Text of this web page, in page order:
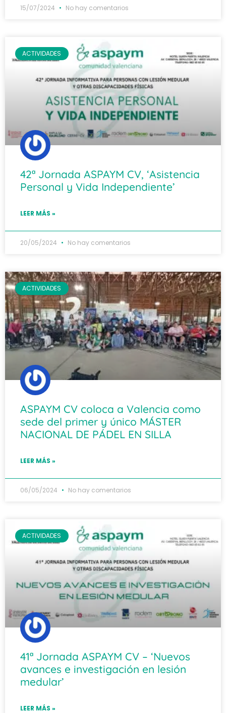
15/07/2024 No hay comentarios
ACTIVIDADES
42ª Jornada ASPAYM CV, ‘Asistencia
Personal y Vida Independiente’
LEER MÁS »
20/05/2024 No hay comentarios
ACTIVIDADES
ASPAYM CV coloca a Valencia como
sede del primer y único MÁSTER
NACIONAL DE PÁDEL EN SILLA
LEER MÁS »
06/05/2024 No hay comentarios
ACTIVIDADES
41ª Jornada ASPAYM CV – ‘Nuevos
avances e investigación en lesión
medular’
LEER MÁS »